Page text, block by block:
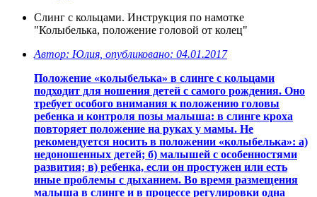
Слинг с кольцами. Инструкция по намотке
"Колыбелька, положение головой от колец"
Автор: Юлия, опубликовано: 04.01.2017
Положение «колыбелька» в слинге с кольцами
подходит для ношения детей с самого рождения. Оно
требует особого внимания к положению головы
ребенка и контроля позы малыша: в слинге кроха
повторяет положение на руках у мамы. Не
рекомендуется носить в положении «колыбелька»: а)
недоношенных детей; б) малышей с особенностями
развития; в) ребенка, если он простужен или есть
иные проблемы с дыханием. Во время размещения
малыша в слинге и в процессе регулировки одна